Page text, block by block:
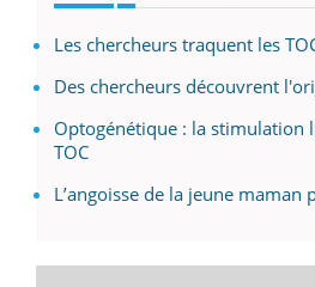
Les chercheurs traquent les
Des chercheurs découvrent
Optogénétique : la stimulation
TOC
L’angoisse de la jeune maman